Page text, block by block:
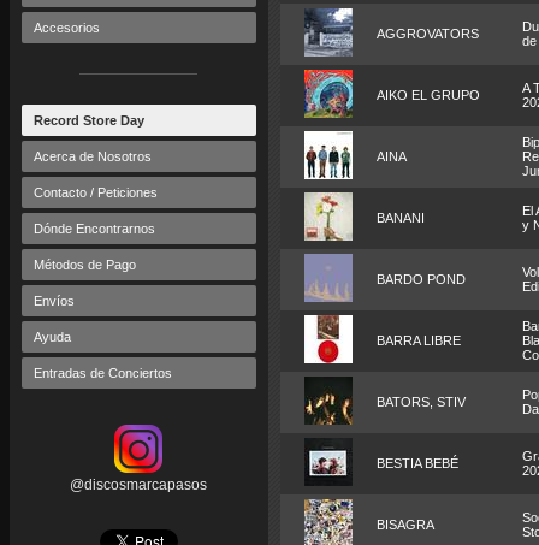
Accesorios
Record Store Day
Acerca de Nosotros
Contacto / Peticiones
Dónde Encontrarnos
Métodos de Pago
Envíos
Ayuda
Entradas de Conciertos
@discosmarcapasos
AGGROVATORS
de
AIKO EL GRUPO
A
AINA
BANANI
El
y
BARDO POND
BARRA LIBRE
BATORS, STIV
BESTIA BEBÉ
BISAGRA